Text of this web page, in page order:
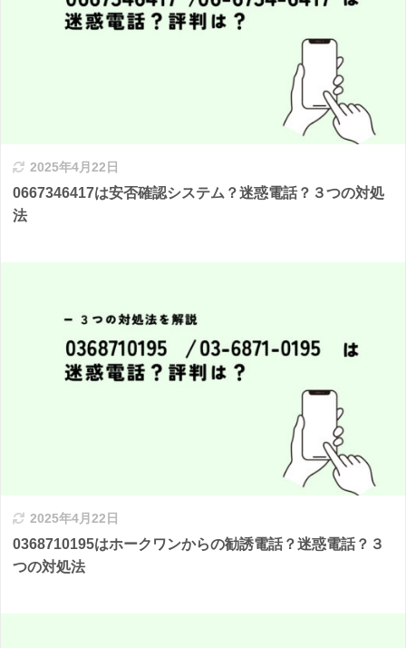
2025年4月22日
0667346417は安否確認システム？迷惑電話？３つの対処
法
2025年4月22日
0368710195はホークワンからの勧誘電話？迷惑電話？３
つの対処法